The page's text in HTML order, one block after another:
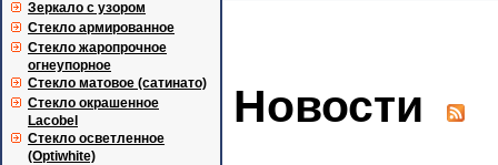
Зеркало с узором
Стекло армированное
Стекло жаропрочное
огнеупорное
Стекло матовое (сатинато)
Стекло окрашенное
Lacobel
Стекло осветленное
(Optiwhite)
Новости